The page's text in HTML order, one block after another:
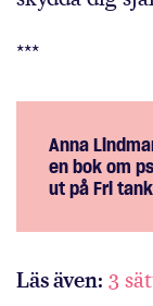
***
Anna
en bok om
ut på Fri
Läs även: 3